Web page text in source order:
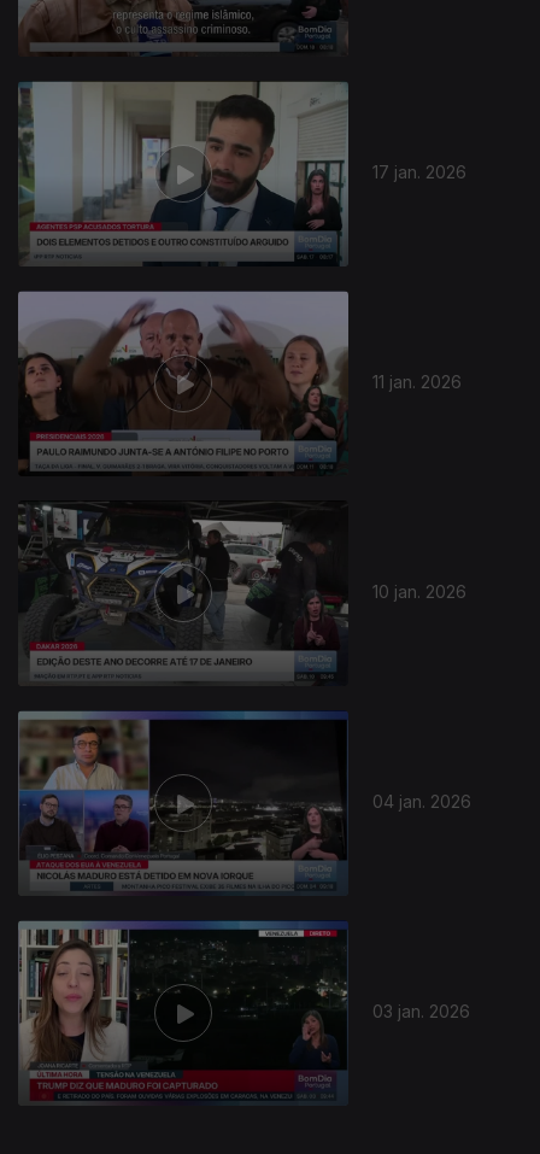
17 jan. 2026
11 jan. 2026
901502
10 jan. 2026
04 jan. 2026
03 jan. 2026
899962